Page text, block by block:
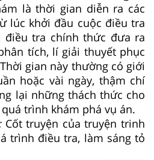
là thời gian diễn ra các
lúc khởi đầu cuộc điều tra
điều tra chính thức đưa ra
tích, lí giải thuyết phục
gian này thường có giới
hoặc vài ngày, thậm chí
lại những thách thức cho
trình khám phá vụ án.
Cốt truyện của truyện trinh
trình điều tra, làm sáng tỏ